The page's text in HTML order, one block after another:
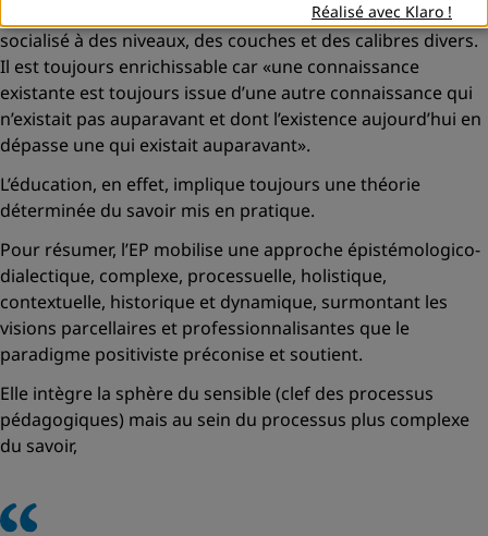
par nature, est une construction sociale et doit être
socialisé à des niveaux, des couches et des calibres divers.
Il est toujours enrichissable car«une connaissance
existante est toujours issue d’une autre connaissance qui
n’existait pas auparavant et dont l’existence aujourd’hui en
dépasse une qui existait auparavant».
L’éducation, en effet, implique toujours une théorie
déterminée du savoir mis en pratique.
Pour résumer, l’EP mobilise une approche épistémologico-
dialectique, complexe, processuelle, holistique,
contextuelle, historique et dynamique, surmontant les
visions parcellaires et professionnalisantes que le
paradigme positiviste préconise et soutient.
Elle intègre la sphère du sensible (clef des processus
pédagogiques) mais au sein du processus plus complexe
du savoir,
Réalisé avec Klaro !